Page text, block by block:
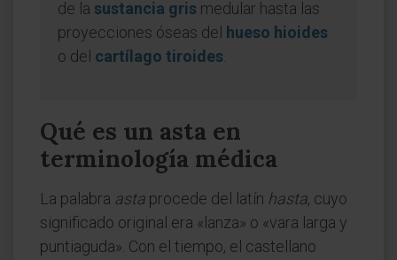
de la sustancia gris medular hasta las
proyecciones óseas del
hueso hioides
o del cartílago tiroides
Qué es un asta en
terminología médica
La palabra asta procede del latín hasta, cuyo
significado original era «lanza» o «vara larga y
puntiaguda». Con el tiempo, el castellano